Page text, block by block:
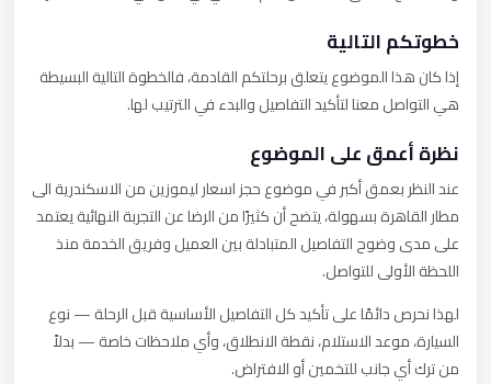
خطوتكم التالية
إذا كان هذا الموضوع يتعلق برحلتكم القادمة، فالخطوة التالية البسيطة
هي التواصل معنا لتأكيد التفاصيل والبدء في الترتيب لها.
نظرة أعمق على الموضوع
عند النظر بعمق أكبر في موضوع حجز اسعار ليموزين من الاسكندرية الى
مطار القاهرة بسهولة، يتضح أن كثيرًا من الرضا عن التجربة النهائية يعتمد
على مدى وضوح التفاصيل المتبادلة بين العميل وفريق الخدمة منذ
اللحظة الأولى للتواصل.
لهذا نحرص دائمًا على تأكيد كل التفاصيل الأساسية قبل الرحلة — نوع
السيارة، موعد الاستلام، نقطة الانطلاق، وأي ملاحظات خاصة — بدلاً
من ترك أي جانب للتخمين أو الافتراض.